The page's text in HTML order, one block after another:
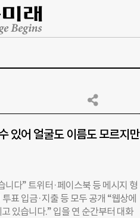
있어 얼굴도 이름도 모르지만
니다” 트위터·페이스북 등 메시지 형
표 입금·지출 등 모두 공개 “웹상에
있습니다.” 입을 연 순간부터 대화